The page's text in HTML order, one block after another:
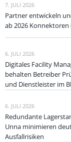
7. JULI 2026
Partner entwickeln
ab 2026
6. JULI 2026
Digitales Facility
behalten Betreiber
und Dienstleister im
6. JULI 2026
Redundante
Unna minimieren
Ausfallrisiken